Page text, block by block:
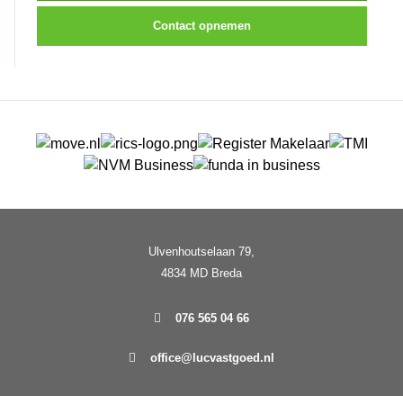
Contact opnemen
Ulvenhoutselaan 79,
4834 MD Breda
076 565 04 66
office@lucvastgoed.nl